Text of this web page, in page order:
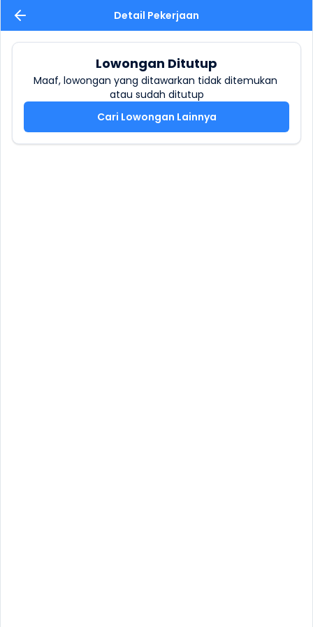
Detail Pekerjaan
Lowongan Ditutup
Maaf, lowongan yang ditawarkan tidak ditemukan
atau sudah ditutup
Cari Lowongan Lainnya